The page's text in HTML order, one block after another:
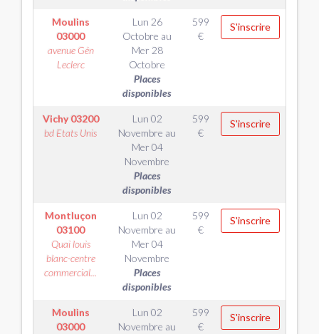
Moulins
03000
avenue Gén
Leclerc
Lun 26
Octobre au
Mer 28
Octobre
Places
disponibles
599
€
S'inscrire
Vichy03200
bd Etats Unis
Lun 02
Novembre au
Mer 04
Novembre
Places
disponibles
599
€
S'inscrire
Montluçon
03100
Quai louis
blanc-centre
commercial...
Lun 02
Novembre au
Mer 04
Novembre
Places
disponibles
599
€
S'inscrire
Moulins
03000
Lun 02
Novembre au
599
€
S'inscrire